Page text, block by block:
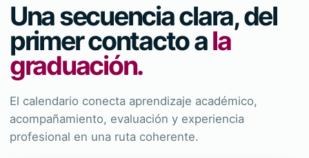
Una secuencia clara, del
primer contacto ala
graduación.
El calendario conecta aprendizaje académico,
acompañamiento, evaluación y experiencia
profesional en una ruta coherente.